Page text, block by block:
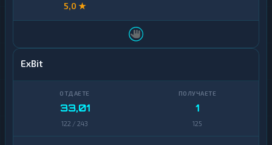
5,0 ★
ExBit
33,01
122 / 243
1
125